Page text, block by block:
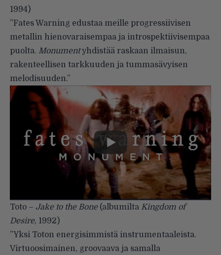
1994)
”Fates Warning edustaa meille progressiivisen
metallin hienovaraisempaa ja introspektiivisempaa
puolta. Monumentyhdistää raskaan ilmaisun,
rakenteellisen tarkkuuden ja tummasävyisen
melodisuuden.”
Toto – Jake to the Bone(albumilta Kingdom of
Desire, 1992)
”Yksi Toton energisimmistä instrumentaaleista.
Virtuoosimainen, groovaava ja samalla